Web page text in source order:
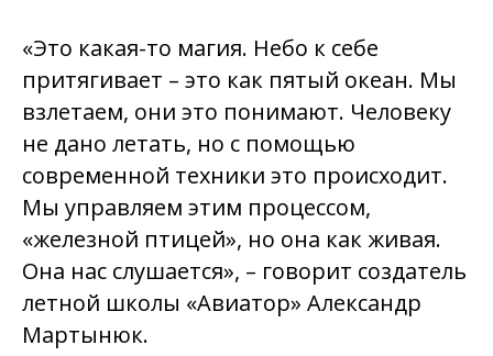
«Это какая-то магия. Небо к себе
притягивает – это как пятый океан. Мы
взлетаем, они это понимают. Человеку
не дано летать, но с помощью
современной техники это происходит.
Мы управляем этим процессом,
«железной птицей», но она как живая.
Она нас слушается», – говорит создатель
летной школы «Авиатор» Александр
Мартынюк.